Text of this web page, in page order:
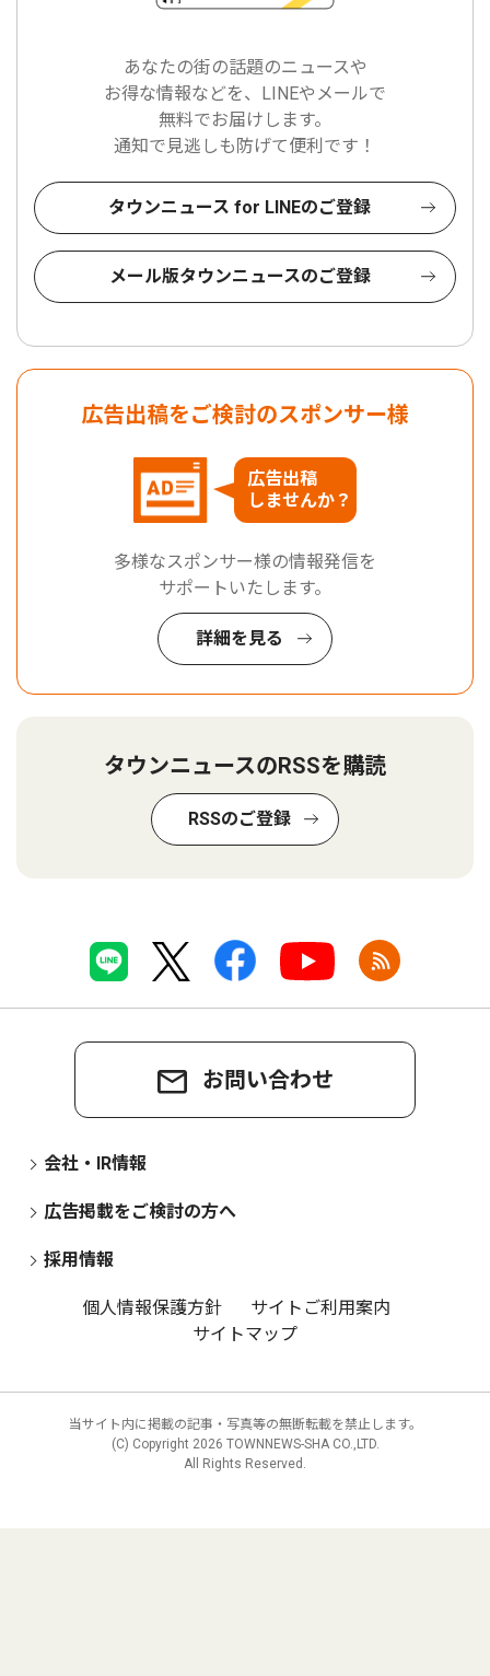
あなたの街の話題のニュースや
お得な情報などを、LINEやメールで
無料でお届けします。
通知で見逃しも防げて便利です！
タウンニュース for LINEのご登録
メール版タウンニュースのご登録
広告出稿をご検討のスポンサー様
広告出稿
しませんか？
多様なスポンサー様の情報発信を
サポートいたします。
詳細を見る
タウンニュースのRSSを購読
RSSのご登録
お問い合わせ
会社・IR情報
広告掲載をご検討の方へ
採用情報
個人情報保護方針
サイトご利用案内
サイトマップ
当サイト内に掲載の記事・写真等の無断転載を禁止します。
(C) Copyright 2026 TOWNNEWS-SHA CO.,LTD.
All Rights Reserved.